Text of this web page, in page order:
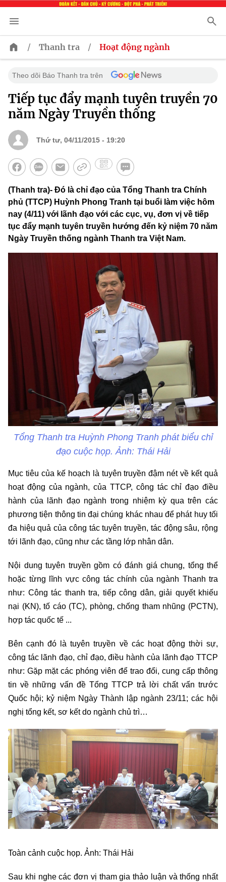
/ Thanh tra / Hoạt động ngành
Theo dõi Báo Thanh tra trên
Tiếp tục đẩy mạnh tuyên truyền 70
năm Ngày Truyền thống
Thứ tư, 04/11/2015 - 19:20
(Thanh tra)- Đó là chỉ đạo của Tổng Thanh tra Chính
phủ (TTCP) Huỳnh Phong Tranh tại buổi làm việc hôm
nay (4/11) với lãnh đạo với các cục, vụ, đơn vị về tiếp
tục đẩy mạnh tuyên truyền hướng đến kỷ niệm 70 năm
Ngày Truyền thống ngành Thanh tra Việt Nam.
Tổng Thanh tra Huỳnh Phong Tranh phát biểu chỉ
đạo cuộc họp. Ảnh: Thái Hải
Mục tiêu của kế hoạch là tuyên truyền đậm nét về kết quả
hoạt động của ngành, của TTCP, công tác chỉ đạo điều
hành của lãnh đạo ngành trong nhiệm kỳ qua trên các
phương tiện thông tin đại chúng khác nhau để phát huy tối
đa hiệu quả của công tác tuyên truyền, tác động sâu, rộng
tới lãnh đạo, cũng như các tầng lớp nhân dân.
Nội dung tuyên truyền gồm có đánh giá chung, tổng thể
hoặc từng lĩnh vực công tác chính của ngành Thanh tra
như: Công tác thanh tra, tiếp công dân, giải quyết khiếu
nại (KN), tố cáo (TC), phòng, chống tham nhũng (PCTN),
hợp tác quốc tế ...
Bên cạnh đó là tuyên truyền về các hoạt động thời sự,
công tác lãnh đạo, chỉ đạo, điều hành của lãnh đạo TTCP
như: Gặp mặt các phóng viên để trao đổi, cung cấp thông
tin về những vấn đề Tổng TTCP trả lời chất vấn trước
Quốc hội; kỷ niệm Ngày Thành lập ngành 23/11; các hội
nghị tổng kết, sơ kết do ngành chủ trì…
Toàn cảnh cuộc họp. Ảnh: Thái Hải
Sau khi nghe các đơn vị tham gia thảo luận và thống nhất